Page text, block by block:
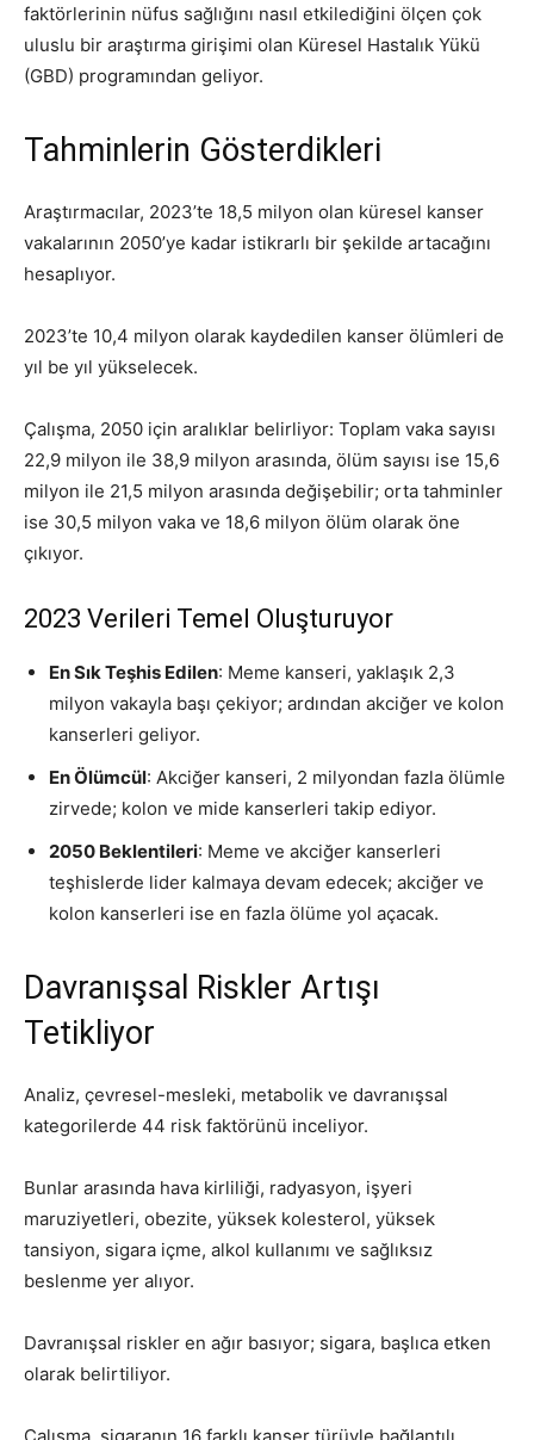
faktörlerinin nüfus sağlığını nasıl etkilediğini ölçen çok
uluslu bir araştırma girişimi olan Küresel Hastalık Yükü
(GBD) programından geliyor.
Tahminlerin Gösterdikleri
Araştırmacılar, 2023’te 18,5 milyon olan küresel kanser
vakalarının 2050’ye kadar istikrarlı bir şekilde artacağını
hesaplıyor.
2023’te 10,4 milyon olarak kaydedilen kanser ölümleri de
yıl be yıl yükselecek.
Çalışma, 2050 için aralıklar belirliyor: Toplam vaka sayısı
22,9 milyon ile 38,9 milyon arasında, ölüm sayısı ise 15,6
milyon ile 21,5 milyon arasında değişebilir; orta tahminler
ise 30,5 milyon vaka ve 18,6 milyon ölüm olarak öne
çıkıyor.
2023 Verileri Temel Oluşturuyor
En Sık Teşhis Edilen: Meme kanseri, yaklaşık 2,3
milyon vakayla başı çekiyor; ardından akciğer ve kolon
kanserleri geliyor.
En Ölümcül: Akciğer kanseri, 2 milyondan fazla ölümle
zirvede; kolon ve mide kanserleri takip ediyor.
2050 Beklentileri: Meme ve akciğer kanserleri
teşhislerde lider kalmaya devam edecek; akciğer ve
kolon kanserleri ise en fazla ölüme yol açacak.
Davranışsal Riskler Artışı
Tetikliyor
Analiz, çevresel-mesleki, metabolik ve davranışsal
kategorilerde 44 risk faktörünü inceliyor.
Bunlar arasında hava kirliliği, radyasyon, işyeri
maruziyetleri, obezite, yüksek kolesterol, yüksek
tansiyon, sigara içme, alkol kullanımı ve sağlıksız
beslenme yer alıyor.
Davranışsal riskler en ağır basıyor; sigara, başlıca etken
olarak belirtiliyor.